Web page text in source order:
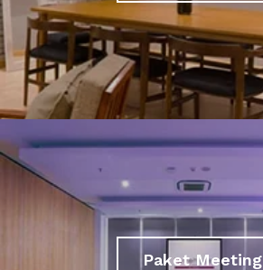
Paket Meeting